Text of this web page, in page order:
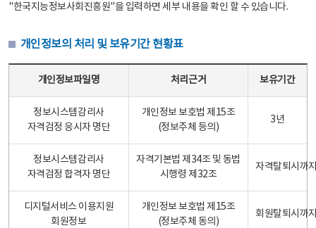
"한국지능정보사회진흥원"을 입력하면 세부 내용을 확인 할 수 있습니다.
개인정보의 처리 및 보유기간 현황표
개인정보파일명 처리근거 보유기간
정보시스템감리사
자격검정 응시자 명단
개인정보 보호법 제15조
(정보주체 등의)
3년
정보시스템감리사
자격검정 합격자 명단
자격기본법 제34조 및 동법
시행령 제32조
자격탈퇴시까
디지털서비스 이용지원
회원정보
개인정보 보호법 제15조
(정보주체 동의)
회원탈퇴시까